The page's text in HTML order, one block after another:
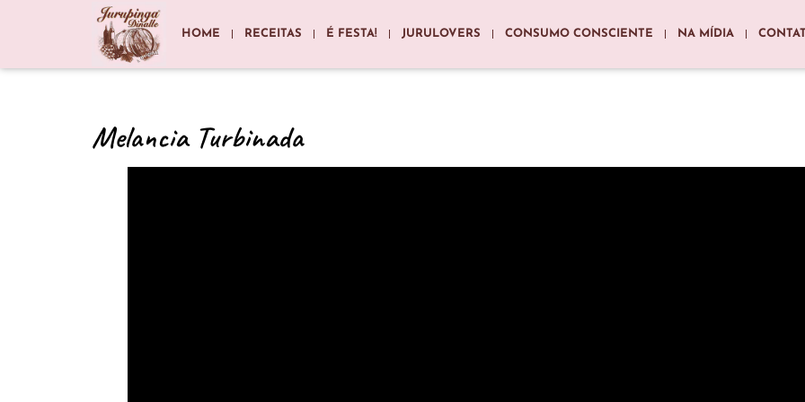
HOME RECEITAS É FESTA! JURULOVERS CONSUMO CONSCIENTE NA MÍDIA
Melancia Turbinada